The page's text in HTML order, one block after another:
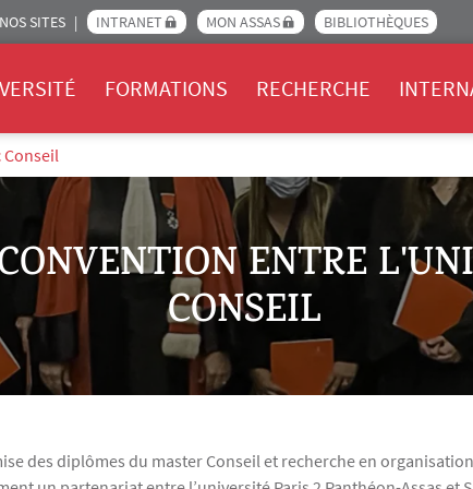
SITES INTRANET MON ASSAS BIBLIOTHÈQUES
FORMATIONS RECHERCHE
ENTRE
CONSEIL
des diplômes du master Conseil et recherche en